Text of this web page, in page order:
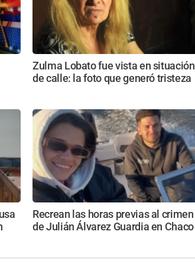
Zulma Lobato fue vista en situación
de calle: la foto que generó tristeza
Recrean las horas previas al crimen
de Julián Álvarez Guardia en Chaco